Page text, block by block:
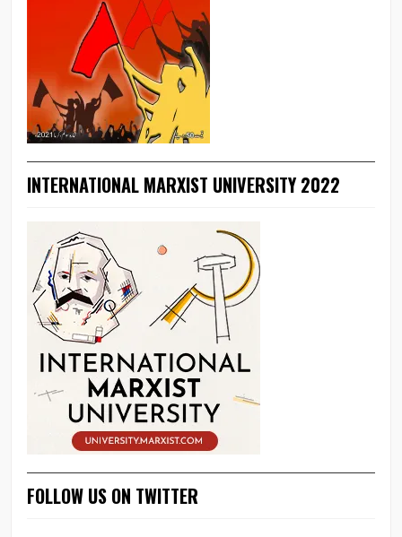
INTERNATIONAL MARXIST UNIVERSITY 2022
FOLLOW US ON TWITTER